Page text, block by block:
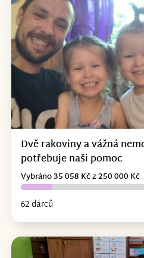
Dvě rakoviny a vážná
potřebuje naši pomoc
62 dárců
Vybráno 35 058 Kč z 250 000 Kč